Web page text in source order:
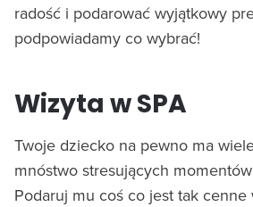
radość i podarować wyjątkowy
podpowiadamy co wybrać!
Wizyta w SPA
Twoje dziecko na pewno ma
mnóstwo stresujących
Podaruj mu coś co jest tak cenne